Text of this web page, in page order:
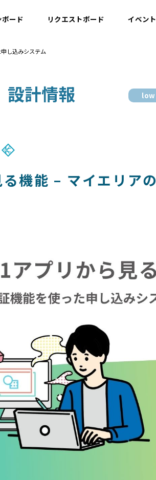
レッジ
ード リクエストボード イベン
し込みシステム
設計情報 low
機能 – マイエリア